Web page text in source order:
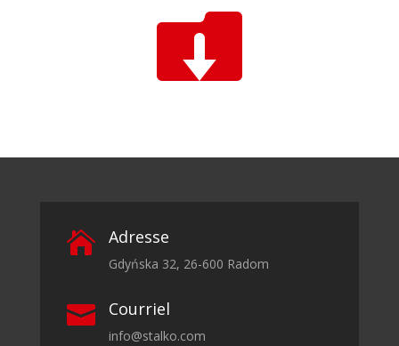

 Adresse
Gdyńska 32, 26-600 Radom
 Courriel
info@stalko.com